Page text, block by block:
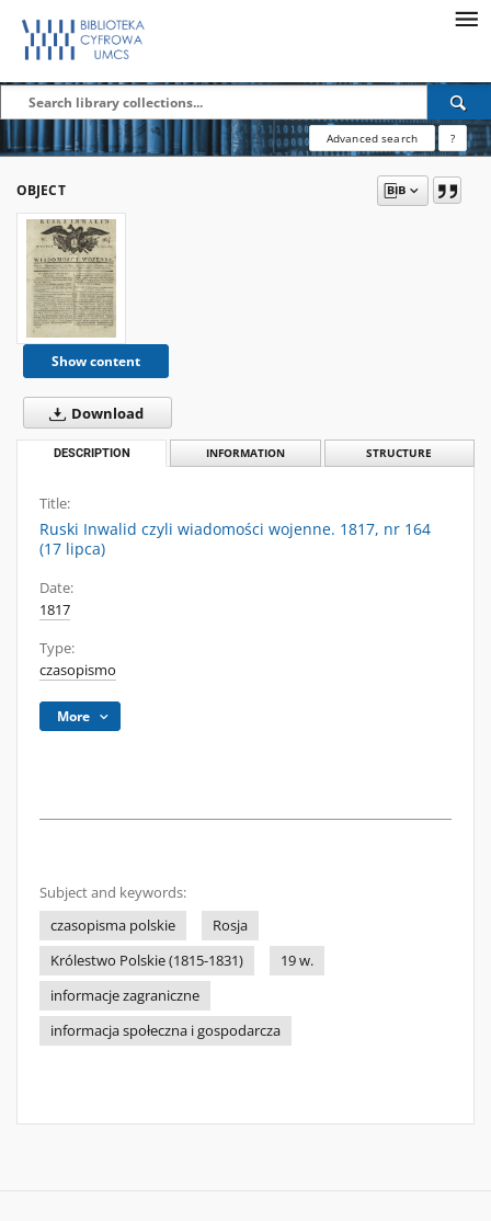
Advanced search ?
OBJECT
Show content
Download
DESCRIPTION INFORMATION STRUCTURE
Title:
Ruski Inwalid czyli wiadomości wojenne. 1817, nr 164
(17 lipca)
Date:
1817
Type:
czasopismo
More
Subject and keywords:
czasopisma polskie
Rosja
Królestwo Polskie (1815-1831)
19 w.
informacje zagraniczne
informacja społeczna i gospodarcza